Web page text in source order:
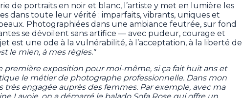
de portraits en noir et blanc, l’artiste y met en lumière les
dans toute leur vérité : imparfaits, vibrants, uniques et
Photographiées dans une ambiance feutrée, sur fond
se dévoilent sans artifice — avec pudeur, courage et
est une ode à la vulnérabilité, à l’acceptation, à la liberté de
le mien, à mes règles."
première exposition pour moi-même, si ça fait huit ans et
le métier de photographe professionnelle. Dans mon
très engagée auprès des femmes. Par exemple, avec ma
Lavoie, on a démarré le balado Sofa Rose qui offre un